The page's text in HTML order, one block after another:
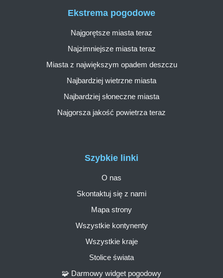
Szybkie linki
O nas
Skontaktuj się z nami
Mapa strony
Wszystkie kontynenty
Wszystkie kraje
Stolice świata
🧩 Darmowy widget pogodowy
Ekstrema pogodowe
Najgorętsze miasta teraz
Najzimniejsze miasta teraz
Miasta z największym opadem deszczu
Najbardziej wietrzne miasta
Najbardziej słoneczne miasta
Najgorsza jakość powietrza teraz